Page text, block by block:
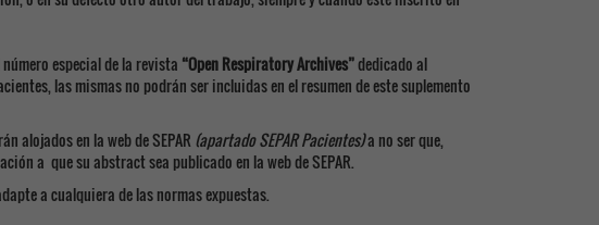
especial de la revista “Open Respiratory Archives”dedicado al
las mismas no podrán ser incluidas en el resumen de este suplemento
alojados en la web de SEPAR (apartado SEPAR Pacientes)a no ser que,
a que su abstract sea publicado en la web de SEPAR.
a cualquiera de las normas expuestas.